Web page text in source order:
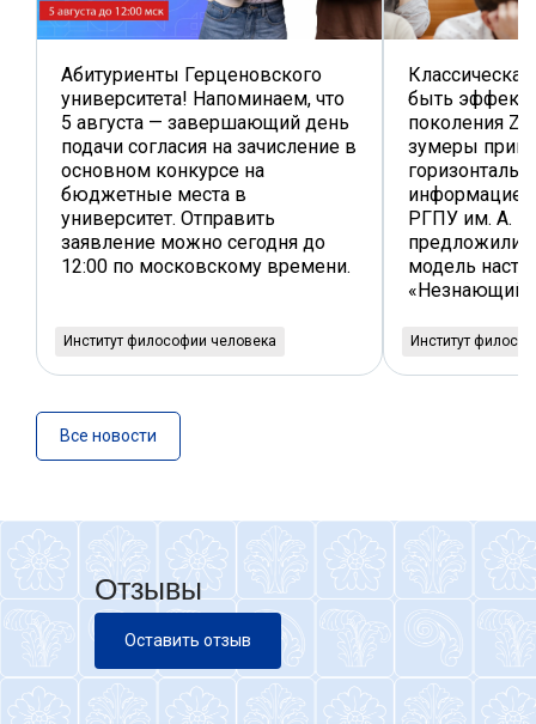
Абитуриенты Герценовского
университета! Напоминаем, что
5 августа — завершающий день
подачи согласия на зачисление в
основном конкурсе на
бюджетные места в
университет. Отправить
заявление можно сегодня до
12:00 по московскому времени.
Институт философии человека
быть
поколения Z,
зумеры
РГПУ им. А.
предложили
модель
«Незнающий
Институт
Все новости
Отзывы
Оставить отзыв